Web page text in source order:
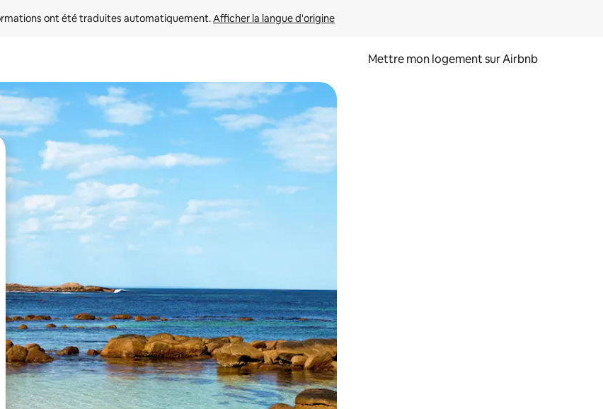
ont été traduites automatiquement. Afficher la langue d'origine
Mettre mon logement sur Airbnb
et vers le bas pour les parcourir ou en appuyant et en faisant glisser.